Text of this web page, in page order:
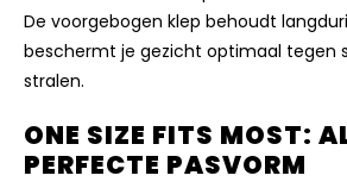
De voorgebogen klep behoudt
beschermt je gezicht optimaal tegen
stralen.
ONE SIZE FITS MOST:
PERFECTE PASVORM